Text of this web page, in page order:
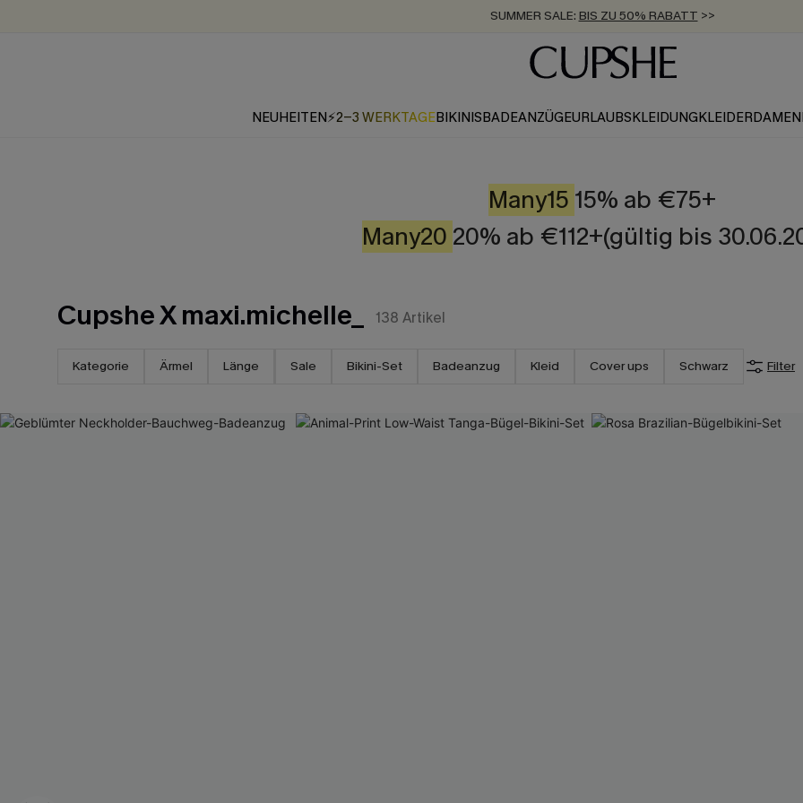
SUMMER SALE: BIS ZU 50% RABATT >>
ZUM NEWSLETTER:BIS ZU -20% EXTRA ERHALTEN
KOSTENLOSER VERSAND AB 89 €
NEUHEITEN⚡2-3 WERKTAGEBIKINISBADEANZÜGEURLAUBSKLEIDUNGKLEIDER
Many15 15% ab €75+
Many20 20% ab €112+(gültig bis
Cupshe X maxi.michelle_ 138 Artikel
Kategorie Ärmel Länge Sale Bikini-Set Badeanzug Kleid Cover ups Schwarz Filter